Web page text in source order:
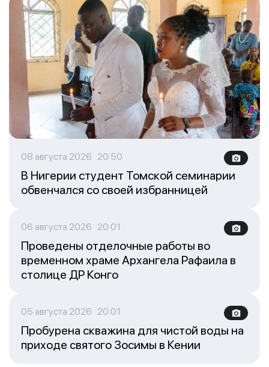
08 августа 2026 20:50
В Нигерии студент Томской семинарии
обвенчался со своей избранницей
06 августа 2026 20:01
Проведены отделочные работы во
временном храме Архангела Рафаила в
столице ДР Конго
05 августа 2026 20:01
Пробурена скважина для чистой воды на
приходе святого Зосимы в Кении